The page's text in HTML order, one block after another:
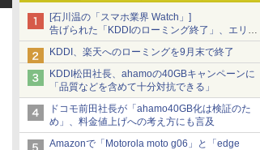
[石川温の「スマホ業界 Watch」]
告げられた「KDDIのローミング終了」、エリア
マップの落とし穴と楽天モバイルの課題
KDDI、楽天へのローミングを9月末で終了
KDDI松田社長、ahamoの40GBキャンペーンに
「品質などを含めて十分対抗できる」
ドコモ前田社長が「ahamo40GB化は検証のた
め」、料金値上げへの考え方にも言及
Amazonで「Motorola moto g06」と「edge